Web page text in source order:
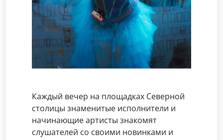
Каждый вечер на площадках Северной
столицы знаменитые исполнители и
начинающие артисты знакомят
слушателей со своими новинками и